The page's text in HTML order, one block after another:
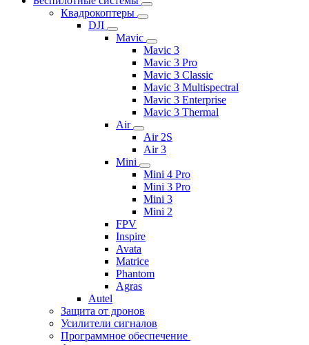
Квадрокоптеры
DJI
Mavic
Mavic 3
Mavic 3 Pro
Mavic 3 Classic
Mavic 3 Multispectral
Mavic 3 Enterprise
Mavic 3 Thermal
Air
Air 2S
Air 3
Mini
Mini 4 Pro
Mini 3 Pro
Mini 3
Mini 2
FPV
Inspire
Avata
Matrice
Phantom
Agras
Autel
Защита от дронов
Усилители сигналов
Программное обеспечение